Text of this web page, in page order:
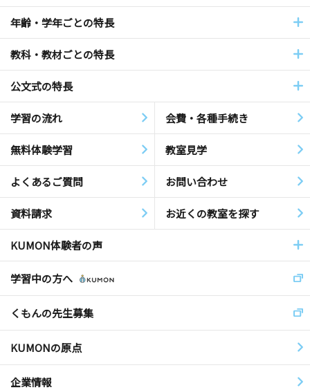
年齢・学年ごとの特長
教科・教材ごとの特長
公文式の特長
学習の流れ 会費・各種手続き
無料体験学習 教室見学
よくあるご質問 お問い合わせ
資料請求 お近くの教室を探す
KUMON体験者の声
学習中の方へ
くもんの先生募集
KUMONの原点
企業情報